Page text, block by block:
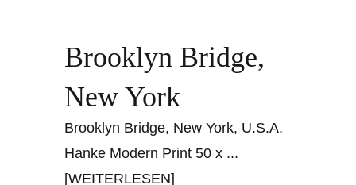
Brooklyn Bridge,
New York
Brooklyn Bridge, New York, U.S.A.
Hanke Modern Print 50 x ...
[WEITERLESEN]